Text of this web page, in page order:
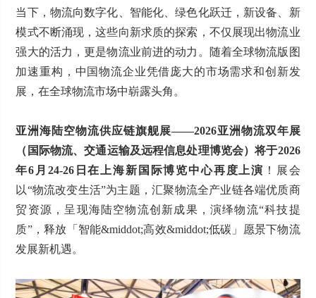
当下，物流向数字化、智能化、绿色化跃迁，新设备、新
模式不断涌现，这些向新求质的探索，不仅展现出物流业
强大的活力，更是物流业前进的动力。随着全球物流版图
加速重构，中国物流企业凭借庞大的市场需求和创新发
展，在全球物流市场中崭露头角。
亚洲海陆空物流供应链旗舰展——2026亚洲物流双年展
（国际物流、交通运输及远程信息处理博览会）将于2026
年6月24-26日在上海新国际博览中心再度上演 ！展会
以“物流改变生活”为主题，汇聚物流全产业链各端优质商
贸资源，呈现海陆空物流创新成果，演绎物流“科技提
质”，释放「智能&middot;高效&middot;低碳」愿景下物流
发展新机遇。